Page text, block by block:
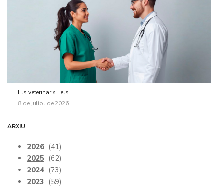
Els veterinaris i els...
8 de juliol de 2026
ARXIU
2026 (41)
2025 (62)
2024 (73)
2023 (59)